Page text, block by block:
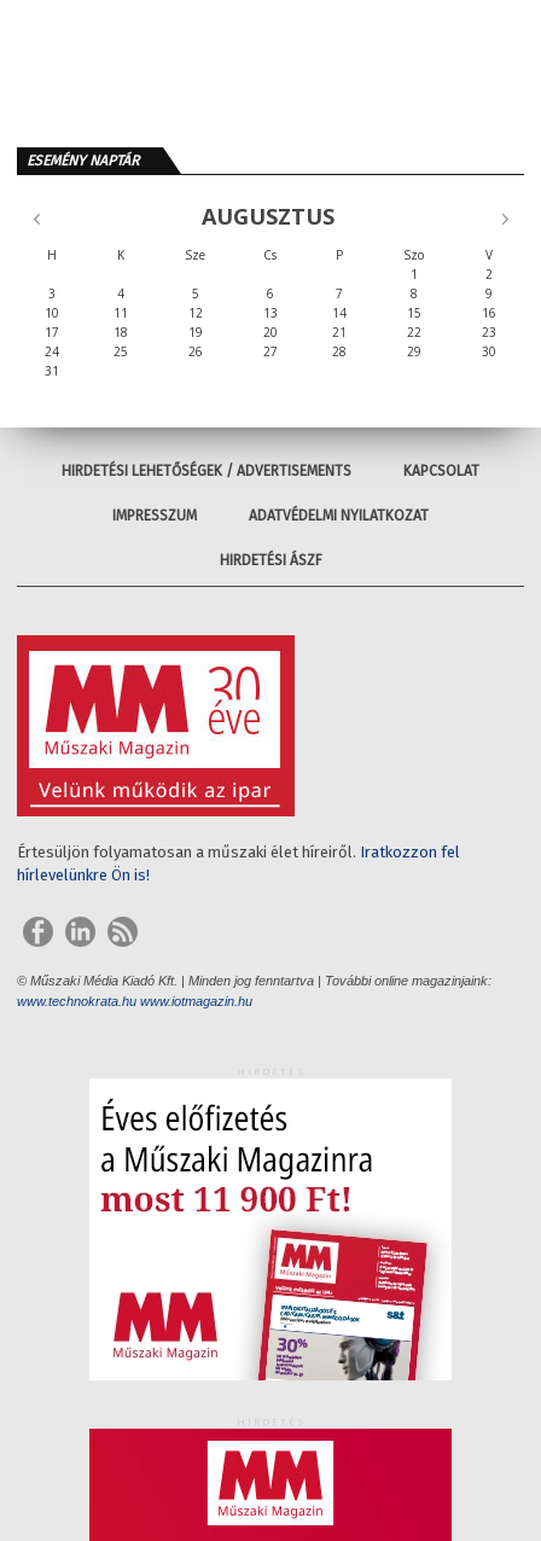
ESEMÉNY NAPTÁR
AUGUSZTUS
H K Sze Cs P Szo
V
1
2
3
4 5 6 7 8
9
10
11 12 13 14 15
16
17
18 19 20 21 22
23
24
25 26 27 28 29
30
31
HIRDETÉSI LEHETŐSÉGEK / ADVERTISEMENTS KAPCSOLAT
IMPRESSZUM ADATVÉDELMI NYILATKOZAT
HIRDETÉSI ÁSZF
Értesüljön folyamatosan a műszaki élet híreiről. Iratkozzon fel
hírlevelünkre Ön is!
© Műszaki Média Kiadó Kft. | Minden jog fenntartva | További online magazinjaink:
www.technokrata.hu www.iotmagazin.hu
HIRDETÉS
HIRDETÉS